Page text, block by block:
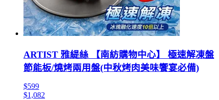
ARTIST 雅緹絲 【南紡購物中心】 極速解凍盤
節能板/燒烤兩用盤(中秋烤肉美味饗宴必備)
$599
$1,082